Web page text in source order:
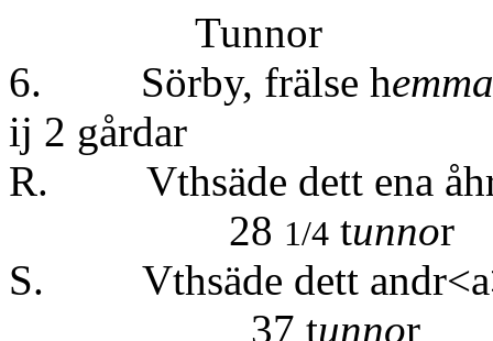
Tunnor
6. Sörby, frälse h
ij 2 gårdar
R. Vthsäde dett ena
28 1/4 tunnor
S. Vthsäde dett andr<a>
37 tunnor